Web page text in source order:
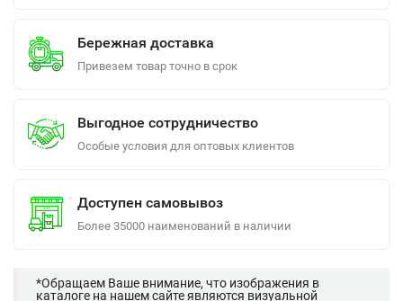
Бережная доставка
Привезем товар точно в срок
Выгодное сотрудничество
Особые условия для оптовых клиентов
Доступен самовывоз
Более 35000 наименований в наличии
*Обращаем Ваше внимание, что изображения в
каталоге на нашем сайте являются визуальной